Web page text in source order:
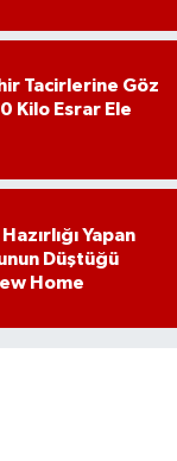
Tacirlerine Göz
Kilo Esrar Ele
Yapan
Düştüğü
Home